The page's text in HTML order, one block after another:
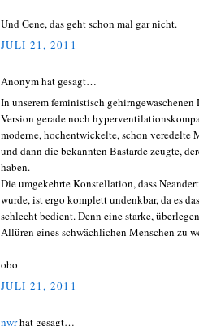
Und Gene, das geht schon mal gar nicht.
JULI 21, 2011
Anonym hat gesagt…
In unserem feministisch
Version gerade noch
moderne, hochentwickelte, schon veredelte
und dann die bekannten Bastarde zeugte,
haben.
Die umgekehrte Konstellation, dass
wurde, ist ergo komplett undenkbar, da es
schlecht bedient. Denn eine starke,
Allüren eines schwächlichen Menschen zu
obo
JULI 21, 2011
nwrhat gesagt…